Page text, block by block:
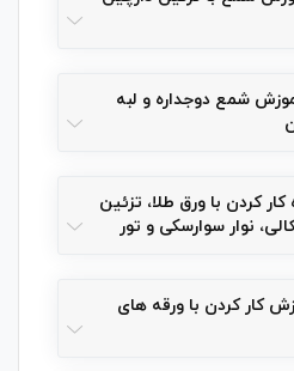
شمع دوجداره و لبه
کردن با ورق طلا، تزئین
نوار سوارسکی و تور
کار کردن با ورقه های